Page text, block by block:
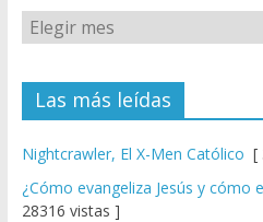
Las más leídas
Nightcrawler, El X-Men Católico [
¿Cómo evangeliza Jesús y cómo
28316 vistas ]